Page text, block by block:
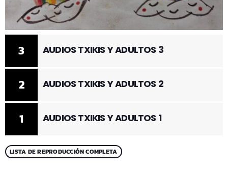
1 AUDIOS TXIKIS Y ADULTOS 1
2 AUDIOS TXIKIS Y ADULTOS 2
3 AUDIOS TXIKIS Y ADULTOS 3
LISTA DE REPRODUCCIÓN COMPLETA